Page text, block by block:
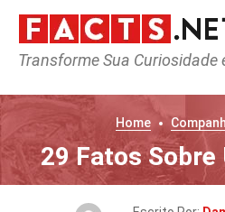
Transforme Sua Curiosidade
Home
29 Fatos